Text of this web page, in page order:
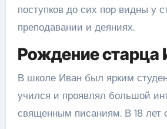
поступков до сих пор видны у
преподавании и деяниях.
Рождение старца
В школе Иван был ярким
учился и проявлял большой
священным писаниям. В 18 лет